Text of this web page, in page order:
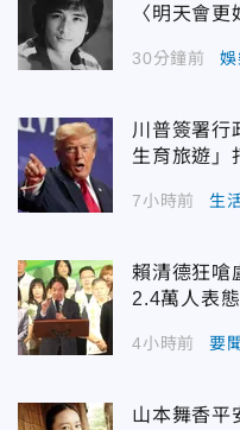
〈明天會
30分鐘前
川普簽署行
生育旅遊」
7小時前 生
賴清德狂嗆
2.4萬人表
4小時前 要
山本舞香